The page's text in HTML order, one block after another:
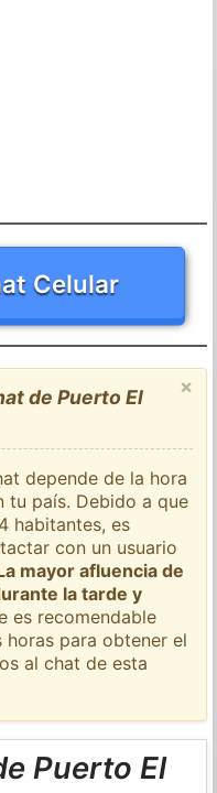
Celular
×
de Puerto El
depende de la hora
tu país. Debido a que
habitantes, es
con un usuario
mayor afluencia de
la tarde y
es recomendable
para obtener el
al chat de esta
Puerto El